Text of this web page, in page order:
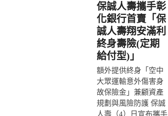
保誠人壽攜手彰
化銀行首賣「保
誠人壽翔安滿利
終身壽險(定期
給付型)」
額外提供終身「空中
大眾運輸意外傷害身
故保險金」兼顧資產
規劃與風險防護 保誠
人壽（4）日宣布攜手